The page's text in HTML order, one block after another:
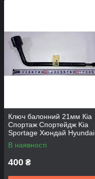
Ключ балонний 21мм Кіа
Спортаж Спортейдж Kia
Sportage Хюндай Hyundai
В наявності
400 ₴